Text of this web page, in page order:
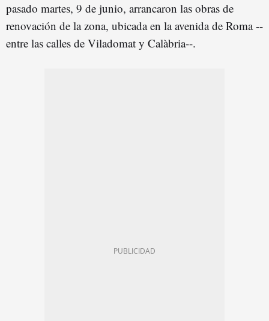
pasado martes, 9 de junio, arrancaron las obras de
renovación de la zona, ubicada en la avenida de Roma --
entre las calles de Viladomat y Calàbria--.